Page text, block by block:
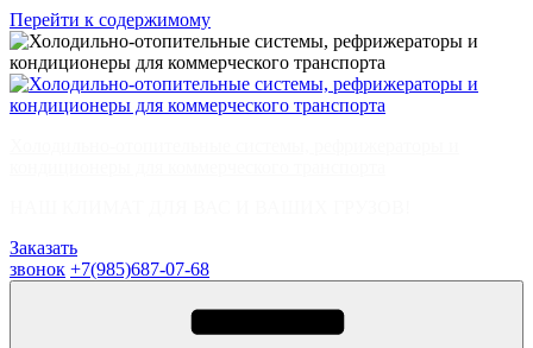
Перейти к содержимому
Заказать
звонок +7(985)687-07-68